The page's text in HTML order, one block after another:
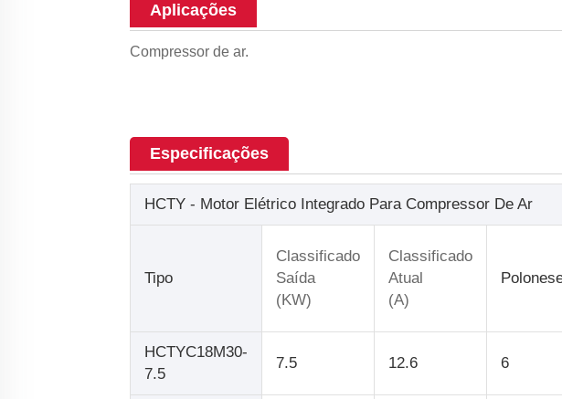
Aplicações
Compressor de ar.
Especificações
HCTY - Motor Elétrico Integrado Para Compressor De Ar
Tipo
Classificado
Saída
(KW)
Classificado
Atual
(A)
HCTYC18M30-
7.5
7.5 12.6 6